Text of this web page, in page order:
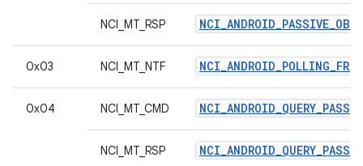
NCI_MT_RSP
0x03 NCI_MT_NTF
0x04 NCI_MT_CMD
NCI_MT_RSP